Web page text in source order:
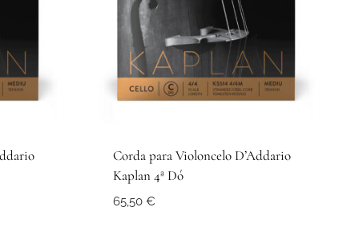
Corda para Violoncelo D’Addario
Kaplan 4ª Dó
65,50 €